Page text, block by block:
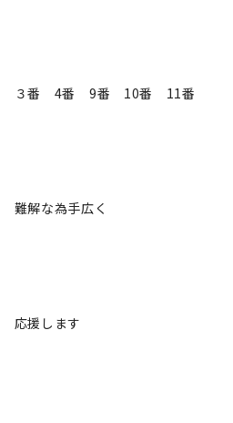
３番 4番 9番 10番 11番
難解な為手広く
応援します